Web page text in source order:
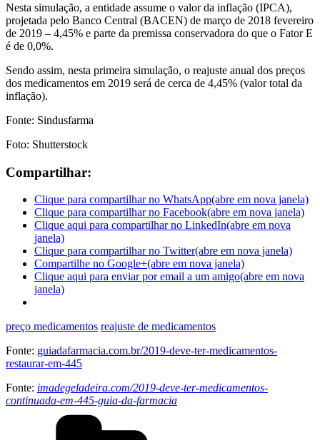
Nesta simulação, a entidade assume o valor da inflação (IPCA),
projetada pelo Banco Central (BACEN) de março de 2018 fevereiro
de 2019 – 4,45% e parte da premissa conservadora do que o Fator E
é de 0,0%.
Sendo assim, nesta primeira simulação, o reajuste anual dos preços
dos medicamentos em 2019 será de cerca de 4,45% (valor total da
inflação).
Fonte: Sindusfarma
Foto: Shutterstock
Compartilhar:
Clique para compartilhar no WhatsApp(abre em nova janela)
Clique para compartilhar no Facebook(abre em nova janela)
Clique aqui para compartilhar no LinkedIn(abre em nova
janela)
Clique para compartilhar no Twitter(abre em nova janela)
Compartilhe no Google+(abre em nova janela)
Clique aqui para enviar por email a um amigo(abre em nova
janela)
preço medicamentos reajuste de medicamentos
Fonte: guiadafarmacia.com.br/2019-deve-ter-medicamentos-
restaurar-em-445
Fonte: imadegeladeira.com/2019-deve-ter-medicamentos-
continuada-em-445-guia-da-farmacia